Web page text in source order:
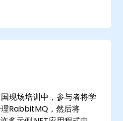
现场培训中，参与者将学
RabbitMQ，然后将